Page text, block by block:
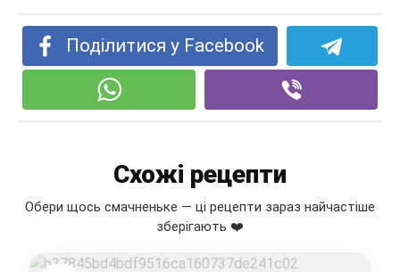
Поділитися у Facebook
Схожі рецепти
Обери щось смачненьке — ці рецепти зараз найчастіше
зберігають ❤️